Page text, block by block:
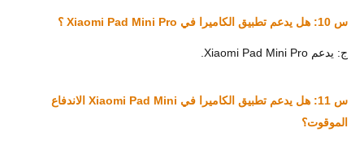
س 10: هل يدعم تطبيق الكاميرا في Xiaomi Pad Mini Pro ؟
ج: يدعم Xiaomi Pad Mini Pro.
س 11: هل يدعم تطبيق الكاميرا في Xiaomi Pad Mini الاندفاع
الموقوت؟